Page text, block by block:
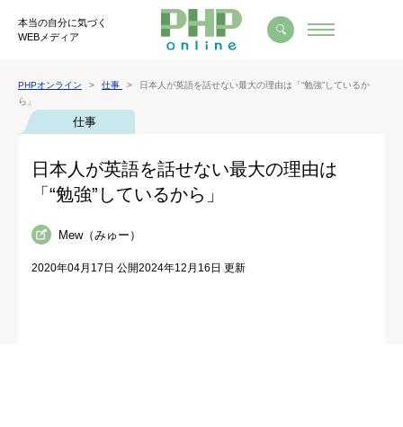
本当の自分に気づく
WEBメディア
PHPオンライン 仕事
日本人が英語を話せない最大の理由は「“勉強”しているか
ら」
仕事
日本人が英語を話せない最大の理由は
「“勉強”しているから」
Mew（みゅー）
2020年04月17日 公開2024年12月16日 更新